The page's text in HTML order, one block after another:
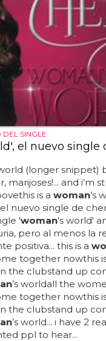
DEL SINGLE
el nuevo single
(longer snippet)
marijoses!... and i’m
is a woman’s
el nuevo single de
'woman's world'
pero al menos la
positiva... this is a
together nowthis
the clubstand up
’s worldall the
together nowthis
the clubstand up
’s world... i have 2
ppl to hear...